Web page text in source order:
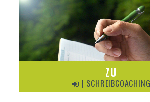
ZU
| SCHREIBCOACHING